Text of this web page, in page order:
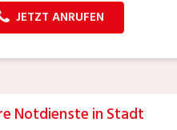
JETZT ANRUFEN
Notdienste in Stadt